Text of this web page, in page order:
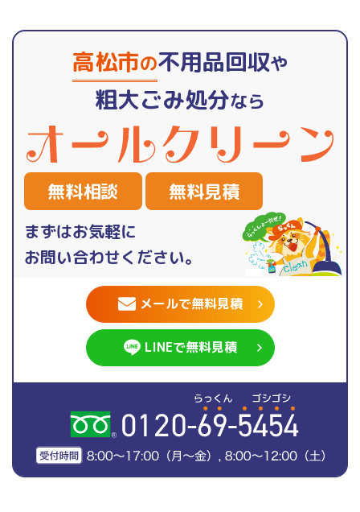
高松市の不用品回収や
粗大ごみ処分なら
無料相談 無料見積
まずはお気軽に
お問い合わせください。
メールで無料見積
LINEで無料見積